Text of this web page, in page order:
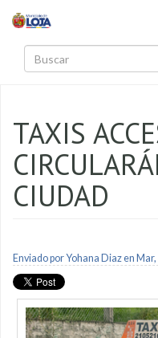
TAXIS
CIUDAD
Enviado porYohana Diazen